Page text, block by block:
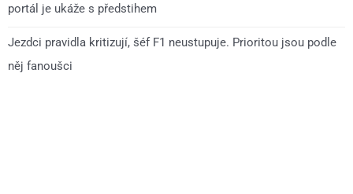
portál je ukáže s předstihem
Jezdci pravidla kritizují, šéf F1 neustupuje. Prioritou jsou podle
něj fanoušci